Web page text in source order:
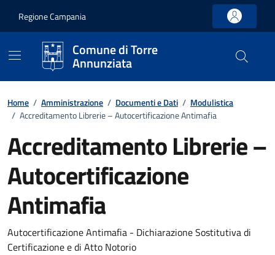
Regione Campania
Comune di Torre
Annunziata
Home / Amministrazione / Documenti e Dati / Modulistica
/ Accreditamento Librerie – Autocertificazione Antimafia
Accreditamento Librerie –
Autocertificazione
Antimafia
Dettagli del documento
Autocertificazione Antimafia - Dichiarazione Sostitutiva di
Certificazione e di Atto Notorio